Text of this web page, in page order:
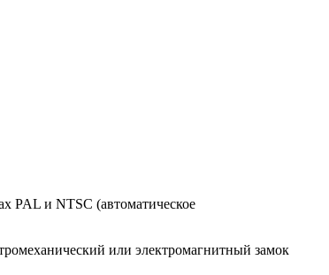
PAL и NTSC (автоматическое
или электромагнитный замок